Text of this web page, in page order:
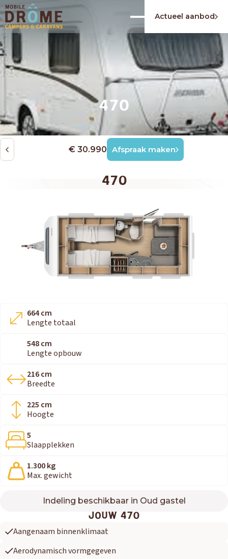
Actueel aanbod
470
€ 30.990 Afspraak maken
470
664 cm
Lengte totaal
548 cm
Lengte opbouw
216 cm
Breedte
225 cm
Hoogte
5
Slaapplekken
1.300 kg
Max. gewicht
Indeling beschikbaar in Oud gastel
470
JOUW 470
Aangenaam binnenklimaat
Aerodynamisch vormgegeven